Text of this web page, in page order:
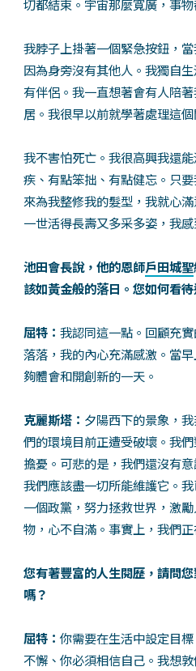
切都結束。宇宙那麼寬廣，事物
我脖子上掛著一個緊急按鈕，
因為身旁沒有其他人。我獨自
有伴侶。我一直想著會有人陪
居。我很早以前就學著處理這
我不害怕死亡。我很高興我還
疾、有點笨拙、有點健忘。只
來為我整修我的髮型，我就心
一世活得長壽又多采多姿，我感
池田會長說，他的恩師戶田城聖
該如黃金般的落日。您如何看待
屈特： 我認同這一點。回顧充
落落，我的內心充滿感激。當
夠體會和開創新的一天。
克麗斯塔： 夕陽西下的景象，
們的環境目前正遭受破壞。我
擔憂。可悲的是，我們還沒有
我們應該盡一切所能維護它。
一個政黨，努力拯救世界，激
物，心不自滿。事實上，我們
您有著豐富的人生閱歷，請問
嗎？
屈特： 你需要在生活中設定目
不懈、你必須相信自己。我想